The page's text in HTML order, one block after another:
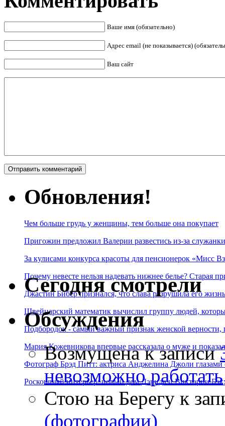
Ваше имя (обязательно)
Адрес email (не показывается)
Ваш сайт
Обновления!
Чем больше грудь у женщины, тем больше она покупает
Пригожин предложил Валерии развестись из-за
За кулисами конкурса красоты для пенсионерок «Мисс
Почему невесте нельзя надевать нижнее белье? Старая
Джастин Бибер признался, что слава разрушила его
Швейцарский математик вычислил группу людей,
Подбородок - самый важный признак женской
Мария Кожевникова впервые рассказала о муже и
Фотограф Брэд Питт: актриса Анджелина Джоли глазами
Роскошный интерьер: новый дом Дэвида и Виктории
Сегодня смотрели
Обсуждения
Возмущенак записи
невозможно работать
Стою на Берегу к
(фотографии)